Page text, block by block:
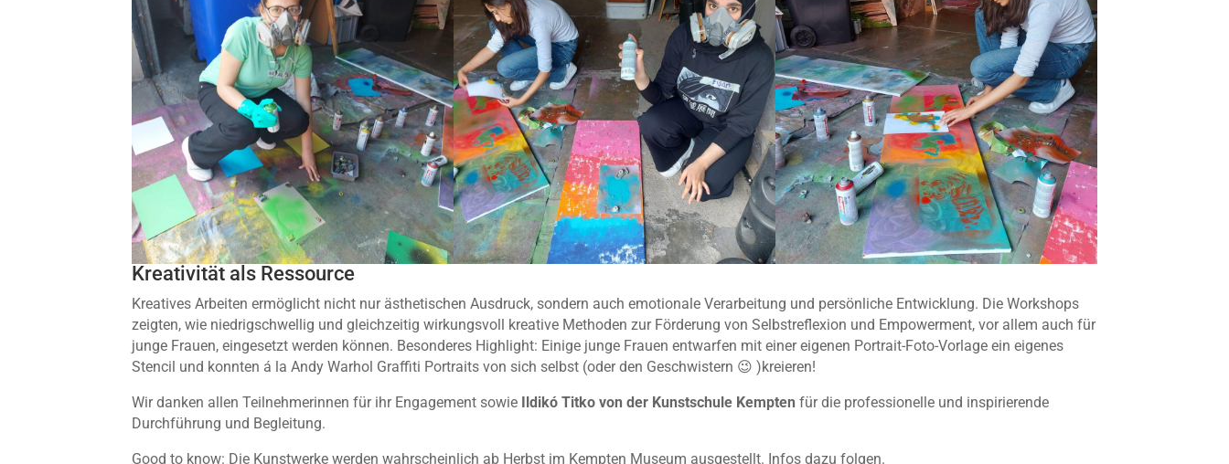
Kreativität als Ressource
Kreatives Arbeiten ermöglicht nicht nur ästhetischen Ausdruck, sondern auch emotionale Verarbeitung und persönliche Entwicklung. Die Workshops
zeigten, wie niedrigschwellig und gleichzeitig wirkungsvoll kreative Methoden zur Förderung von Selbstreflexion und Empowerment, vor allem auch für
junge Frauen, eingesetzt werden können. Besonderes Highlight: Einige junge Frauen entwarfen mit einer eigenen Portrait-Foto-Vorlage ein eigenes
Stencil und konnten á la Andy Warhol Graffiti Portraits von sich selbst (oder den Geschwistern 😉 )kreieren!
Wir danken allen Teilnehmerinnen für ihr Engagement sowie Ildikó Titko von der Kunstschule Kempten für die professionelle und inspirierende
Durchführung und Begleitung.
Good to know: Die Kunstwerke werden wahrscheinlich ab Herbst im Kempten Museum ausgestellt. Infos dazu folgen.